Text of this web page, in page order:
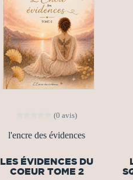
(0 avis)
l'encre des évidences
LES ÉVIDENCES DU
COEUR TOME 2